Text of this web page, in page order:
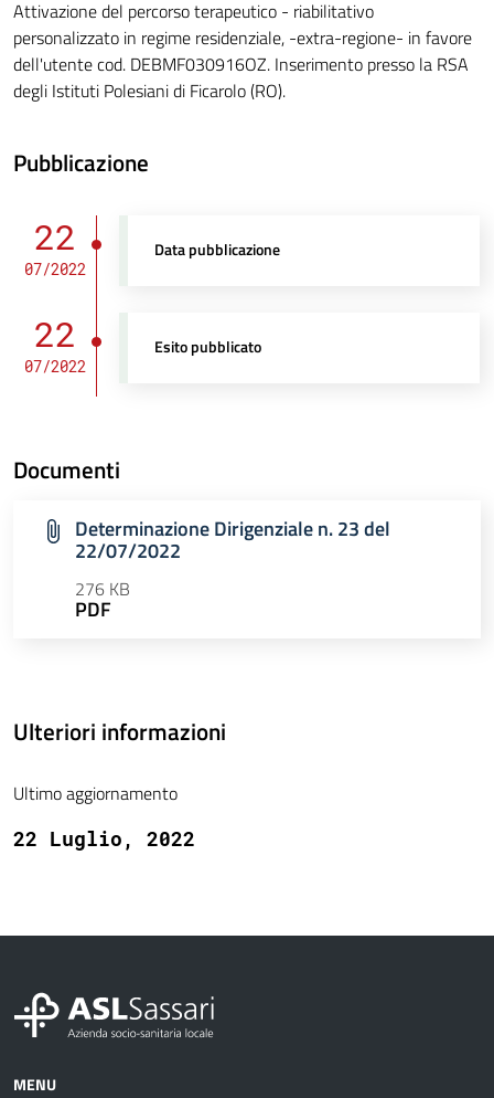
Attivazione del percorso terapeutico - riabilitativo
personalizzato in regime residenziale, -extra-regione- in favore
dell'utente cod. DEBMF030916OZ. Inserimento presso la RSA
degli Istituti Polesiani di Ficarolo (RO).
Pubblicazione
22
07/2022
Data pubblicazione
22
07/2022
Esito pubblicato
Documenti
Determinazione Dirigenziale n. 23 del
22/07/2022
276 KB
PDF
Ulteriori informazioni
Ultimo aggiornamento
22 Luglio, 2022
MENU